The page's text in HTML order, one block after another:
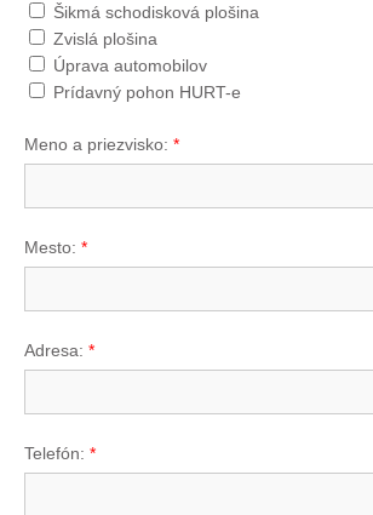
Šikmá schodisková plošina
Zvislá plošina
Úprava automobilov
Prídavný pohon HURT-e
Meno a priezvisko: *
Mesto: *
Adresa: *
Telefón: *